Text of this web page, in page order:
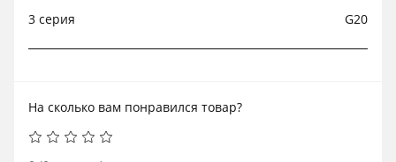
3 серия G20
На сколько вам понравился товар?